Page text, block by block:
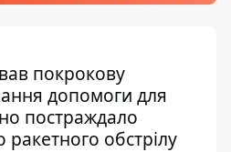
покрокову
допомоги для
постраждало
ракетного обстрілу